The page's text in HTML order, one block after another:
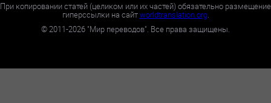
При копировании статей (целиком или их частей) обязательно размещение
гиперссылки на сайтworldtranslation.org.
©2011-2026 "Мир переводов". Все права защищены.